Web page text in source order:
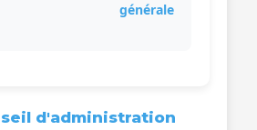
générale
d'administration